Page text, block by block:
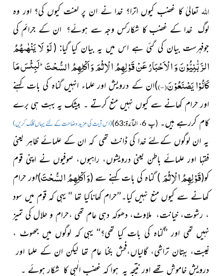
اللہ تعالیٰ کا غضب کیوں اترا؟ خدا نے ان پر لعنت کیوں کی؟ اور وہ
لوگ خدا کے غضب کا شکارکس وجہ سے ہوئے؟ ان کے جرائم کی
جوفہرست بیان کی گئی ہے اس میں یہ بیان کیا گیا: (لَوْ لَا یَنْهٰىهُمُ
الرَّبّٰنِیُّوْنَ وَ الْاَحْبَارُ عَنْ قَوْلِهِمُ الْاِثْمَ وَ اَكْلِهِمُ السُّحْتَؕ-لَبِئْسَ مَا
كَانُوْا یَصْنَعُوْنَ(۶۳)
)ان کے درویش اور علماء انہیں گناہ کی بات کہنے
اور حرام کھانے سے کیوں نہیں منع کرتے ۔ بیشک یہ بہت ہی برے
کام کررہے ہیں۔ (پ 6، المآئدۃ:63) (اس آیت کی مزید وضاحت کے لئے یہاں کلک کریں)
یہ ان لوگوں کےلئے خدا کی ڈانٹ تھی کہ ان کے علمائے ظاہر یعنی
فقہا اور علمائے باطن یعنی درویشوں، راہبوں، صوفیوں نے اپنی قوم
کو(قَوْلِهِمُ الْاِثْمَ)گناہ کی بات کہنے سے (وَ اَكْلِهِمُ السُّحْتَؕ)اور حرام
کھانے سے کیوں منع نہیں کیا۔’’حرام کھاناکیا تھا ‘‘ یہی کہ قوم میں سود
، رشوت، خیانت، ملاوٹ، دھوکہ دہی عام تھی ،حرام و حلال کی تمیز
نہیں تھی اور ’’گناہ کی بات کیا تھی؟‘‘ یہی کہ لوگوں میں جھوٹ ،
غیبت، بہتان تراشی، گالیاں،فحش بکنا عام تھا لیکن ان کے علما اور
درویش خاموش تھے اور نتیجہ یہ ہوا کہ غضبِ الٰہی کا شکار ہوئے ۔